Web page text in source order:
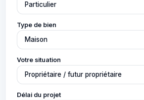
Type de bien
Votre situation
Délai du projet